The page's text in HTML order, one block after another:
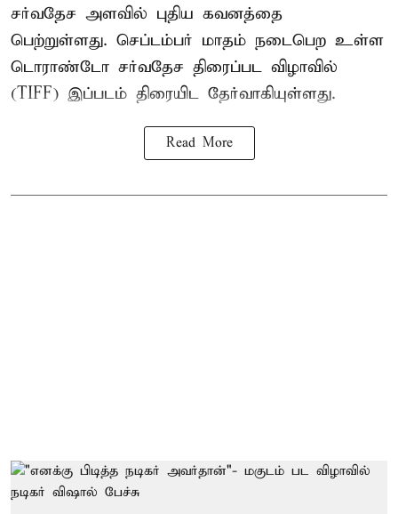
சர்வதேச அளவில் புதிய கவனத்தை
பெற்றுள்ளது. செப்டம்பர் மாதம் நடைபெற உள்ள
டொராண்டோ சர்வதேச திரைப்பட விழாவில்
(TIFF) இப்படம் திரையிட தேர்வாகியுள்ளது.
Read More